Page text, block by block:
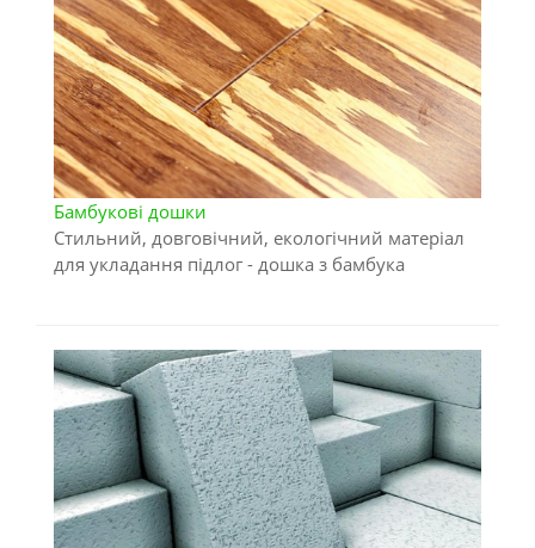
Бамбукові дошки
Стильний, довговічний, екологічний матеріал
для укладання підлог - дошка з бамбука